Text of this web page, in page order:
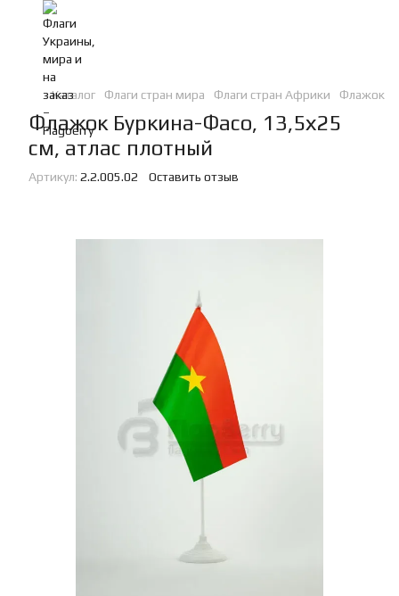
Каталог Флаги стран мира Флаги стран Африки Флажок
Флажок Буркина-Фасо, 13,5х25
см, атлас плотный
Артикул: 2.2.005.02 Оставить отзыв